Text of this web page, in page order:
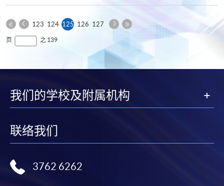
第
一
上 123 124 125本126 127
下
页
最
页 之 139
我们的学校及附属机构
联络我们
3762 6262